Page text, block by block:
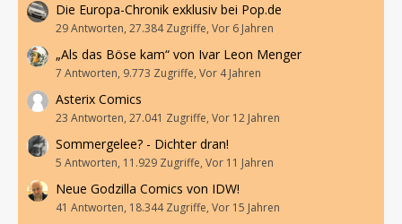
Die Europa-Chronik exklusiv bei Pop.de
29 Antworten, 27.384 Zugriffe, Vor 6 Jahren
„Als das Böse kam“ von Ivar Leon Menger
7 Antworten, 9.773 Zugriffe, Vor 4 Jahren
Asterix Comics
23 Antworten, 27.041 Zugriffe, Vor 12 Jahren
Sommergelee? - Dichter dran!
5 Antworten, 11.929 Zugriffe, Vor 11 Jahren
Neue Godzilla Comics von IDW!
41 Antworten, 18.344 Zugriffe, Vor 15 Jahren